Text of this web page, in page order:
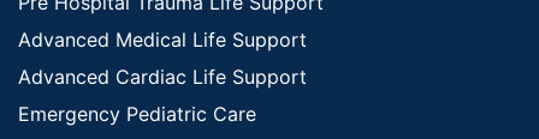
Advanced Medical Life Support
Advanced Cardiac Life Support
Emergency Pediatric Care